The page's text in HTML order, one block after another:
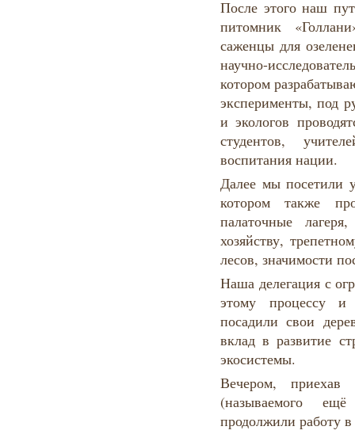
После этого наш
питомник
саженцы для
научно-
котором
эксперименты, под
и экологов
студентов,
воспитания нации.
Далее мы посетили
котором также
палаточные
хозяйству,
лесов, значимости
Наша делегация с
этому процессу и
посадили свои
вклад в развитие
экосистемы.
Вечером,
(называемого
продолжили работу в